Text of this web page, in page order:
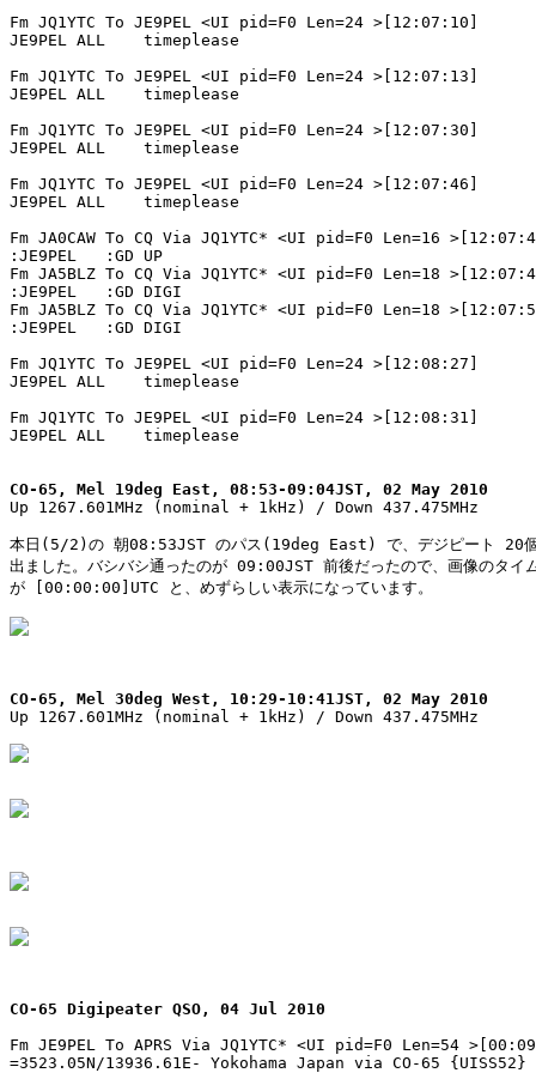
Fm JQ1YTC To JE9PEL <UI pid=F0 Len=24 >[12:07:10]
JE9PEL ALL    timeplease
Fm JQ1YTC To JE9PEL <UI pid=F0 Len=24 >[12:07:13]
JE9PEL ALL    timeplease
Fm JQ1YTC To JE9PEL <UI pid=F0 Len=24 >[12:07:30]
JE9PEL ALL    timeplease
Fm JQ1YTC To JE9PEL <UI pid=F0 Len=24 >[12:07:46]
JE9PEL ALL    timeplease
Fm JA0CAW To CQ Via JQ1YTC* <UI pid=F0 Len=16
:JE9PEL   :GD UP
Fm JA5BLZ To CQ Via JQ1YTC* <UI pid=F0 Len=18
:JE9PEL   :GD DIGI
Fm JA5BLZ To CQ Via JQ1YTC* <UI pid=F0 Len=18
:JE9PEL   :GD DIGI
Fm JQ1YTC To JE9PEL <UI pid=F0 Len=24 >[12:08:27]
JE9PEL ALL    timeplease
Fm JQ1YTC To JE9PEL <UI pid=F0 Len=24 >[12:08:31]
JE9PEL ALL    timeplease
CO-65, Mel 19deg East, 08:53-09:04JST, 02 May 2010
Up 1267.601MHz (nominal + 1kHz) / Down 437.475MHz
本日(5/2)の 朝08:53JST のパス(19deg East) で、デジピート 20個
出ました。バシバシ通ったのが 09:00JST 前後だったので、画像のタイ
が [00:00:00]UTC と、めずらしい表示になっています。
CO-65, Mel 30deg West, 10:29-10:41JST, 02 May 2010
Up 1267.601MHz (nominal + 1kHz) / Down 437.475MHz
CO-65 Digipeater QSO, 04 Jul 2010
Fm JE9PEL To APRS Via JQ1YTC* <UI pid=F0 Len=54
=3523.05N/13936.61E- Yokohama Japan via CO-65 {UISS52}